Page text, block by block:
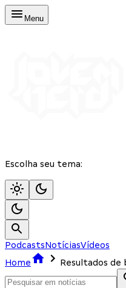
Menu
Escolha seu tema:
PodcastsNotíciasVídeos
Home
Resultados de